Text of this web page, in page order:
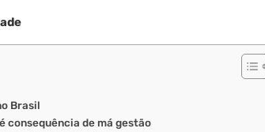
Brasil
consequência de má gestão